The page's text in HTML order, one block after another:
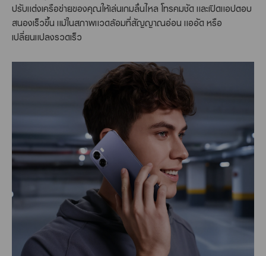
ปรับแต่งเครือข่ายของคุณให้เล่นเกมลื่นไหล โทรคมชัด และเปิดแอปตอบ
สนองเร็วขึ้น แม้ในสภาพแวดล้อมที่สัญญาณอ่อน แออัด หรือ
เปลี่ยนแปลงรวดเร็ว